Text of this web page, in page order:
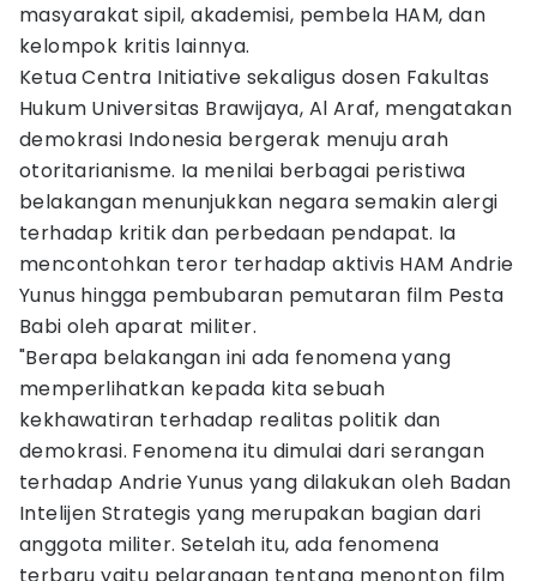
masyarakat sipil, akademisi, pembela HAM, dan
kelompok kritis lainnya.
Ketua Centra Initiative sekaligus dosen Fakultas
Hukum Universitas Brawijaya, Al Araf, mengatakan
demokrasi Indonesia bergerak menuju arah
otoritarianisme. Ia menilai berbagai peristiwa
belakangan menunjukkan negara semakin alergi
terhadap kritik dan perbedaan pendapat. Ia
mencontohkan teror terhadap aktivis HAM Andrie
Yunus hingga pembubaran pemutaran film Pesta
Babi oleh aparat militer.
"Berapa belakangan ini ada fenomena yang
memperlihatkan kepada kita sebuah
kekhawatiran terhadap realitas politik dan
demokrasi. Fenomena itu dimulai dari serangan
terhadap Andrie Yunus yang dilakukan oleh Badan
Intelijen Strategis yang merupakan bagian dari
anggota militer. Setelah itu, ada fenomena